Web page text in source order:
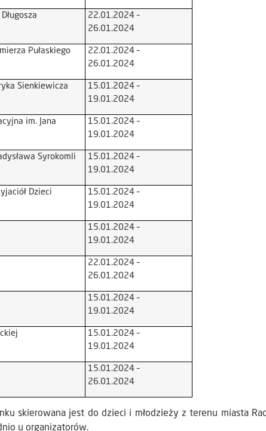
22.01.2024 –
26.01.2024
Pułaskiego
22.01.2024 –
26.01.2024
Sienkiewicza
15.01.2024 –
19.01.2024
im. Jana
15.01.2024 –
19.01.2024
Syrokomli
15.01.2024 –
19.01.2024
Dzieci
15.01.2024 –
19.01.2024
15.01.2024 –
19.01.2024
22.01.2024 –
26.01.2024
15.01.2024 –
19.01.2024
15.01.2024 –
19.01.2024
15.01.2024 –
26.01.2024
skierowana jest do dzieci i młodzieży z terenu miasta
u organizatorów.